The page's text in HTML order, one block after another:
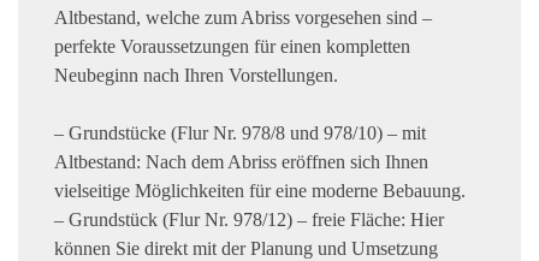
Altbestand, welche zum Abriss vorgesehen sind –
perfekte Voraussetzungen für einen kompletten
Neubeginn nach Ihren Vorstellungen.
– Grundstücke (Flur Nr. 978/8 und 978/10) – mit
Altbestand: Nach dem Abriss eröffnen sich Ihnen
vielseitige Möglichkeiten für eine moderne Bebauung.
– Grundstück (Flur Nr. 978/12) – freie Fläche: Hier
können Sie direkt mit der Planung und Umsetzung